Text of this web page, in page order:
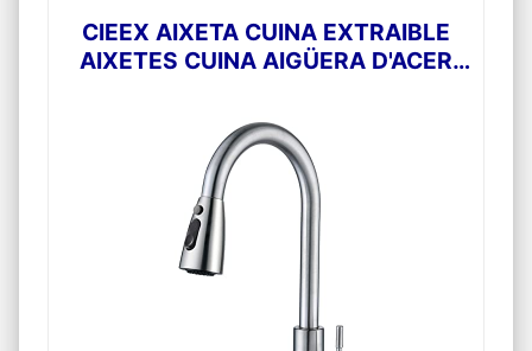
CIEEX AIXETA CUINA EXTRAIBLE
AIXETES CUINA AIGÜERA D'ACER
360° ACABAT RASPALLAT 3
MANERES D'AJUST DE FLUX
D'AIGUA